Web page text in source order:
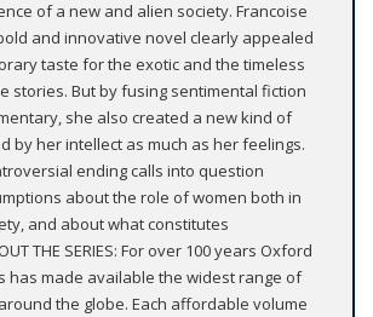
of a new and alien society. Francoise
and innovative novel clearly appealed
taste for the exotic and the timeless
stories. But by fusing sentimental fiction
she also created a new kind of
by her intellect as much as her feelings.
ending calls into question
about the role of women both in
and about what constitutes
THE SERIES: For over 100 years Oxford
has made available the widest range of
the globe. Each affordable volume